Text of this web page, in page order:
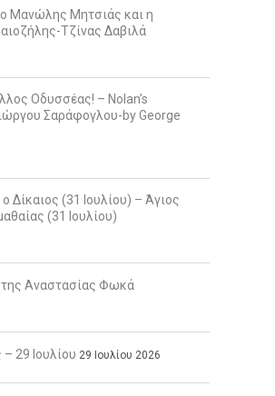
Μανώλης Μητσιάς και η
Τζίνας Δαβιλά
Οδυσσέας! – Nolan’s
Σαράφογλου-by George
Δίκαιος (31 Ιουλίου) – Άγιος
(31 Ιουλίου)
της Αναστασίας Φωκά
29 Ιουλίου 29 Ιουλίου 2026